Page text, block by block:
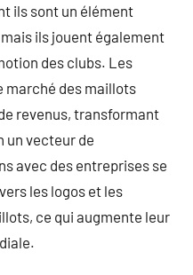
ils sont un élément
ils jouent également
des clubs. Les
marché des maillots
revenus, transformant
un vecteur de
avec des entreprises se
les logos et les
ce qui augmente leur